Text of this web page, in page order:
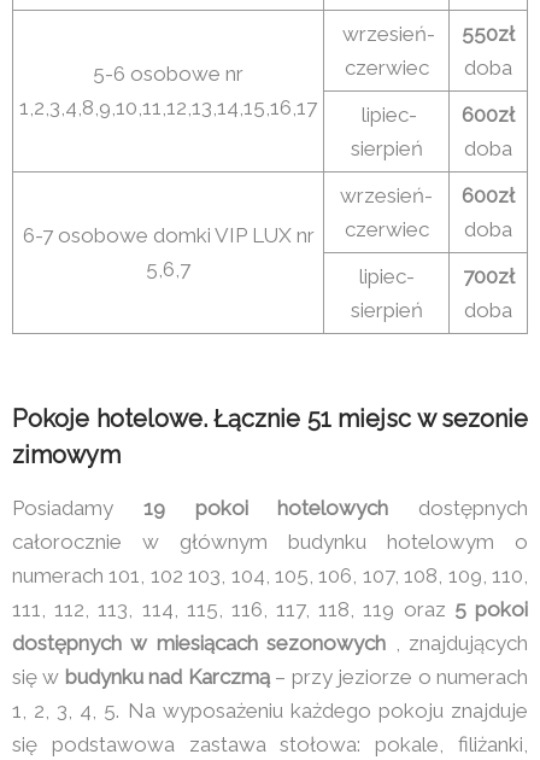
5-6 osobowe nr
1,2,3,4,8,9,10,11,12,13,14,15,16,17
wrzesień-
czerwiec
550zł
doba
lipiec-
sierpień
600zł
doba
6-7 osobowe domki VIP LUX nr
5,6,7
wrzesień-
czerwiec
600zł
doba
lipiec-
sierpień
700zł
doba
Pokoje hotelowe. Łącznie 51 miejsc w sezonie
zimowym
Posiadamy 19 pokoi hotelowych dostępnych
całorocznie w głównym budynku hotelowym o
numerach 101, 102 103, 104, 105, 106, 107, 108, 109, 110,
111, 112, 113, 114, 115, 116, 117, 118, 119 oraz 5 pokoi
dostępnych w miesiącach sezonowych , znajdujących
się w budynku nad Karczmą– przy jeziorze o numerach
1, 2, 3, 4, 5. Na wyposażeniu każdego pokoju znajduje
się podstawowa zastawa stołowa: pokale, filiżanki,